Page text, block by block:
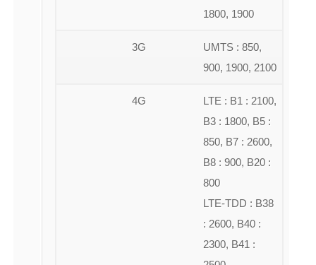
1800, 1900
3G
UMTS : 850,
900, 1900, 2100
4G
LTE : B1 : 2100,
B3 : 1800, B5 :
850, B7 : 2600,
B8 : 900, B20 :
800
LTE-TDD : B38
: 2600, B40 :
2300, B41 :